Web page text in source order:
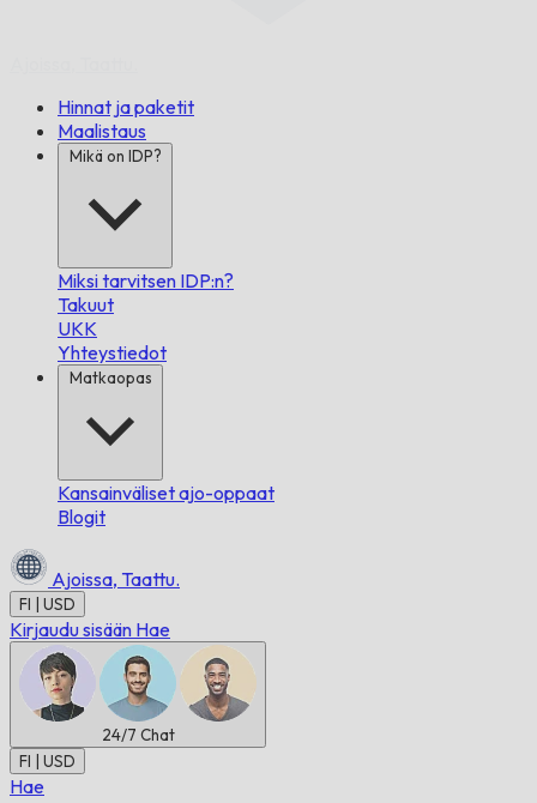
Hinnat ja paketit
Maalistaus
Mikä on IDP?
Miksi tarvitsen IDP:n?
Takuut
UKK
Yhteystiedot
Matkaopas
Kansainväliset ajo-oppaat
Blogit
Ajoissa, Taattu.
FI | USD
Kirjaudu sisään Hae
24/7 Chat
FI | USD
Hae